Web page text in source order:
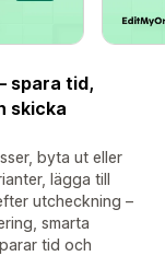
spara tid,
skicka
byta ut eller
lägga till
utcheckning –
smarta
tid och